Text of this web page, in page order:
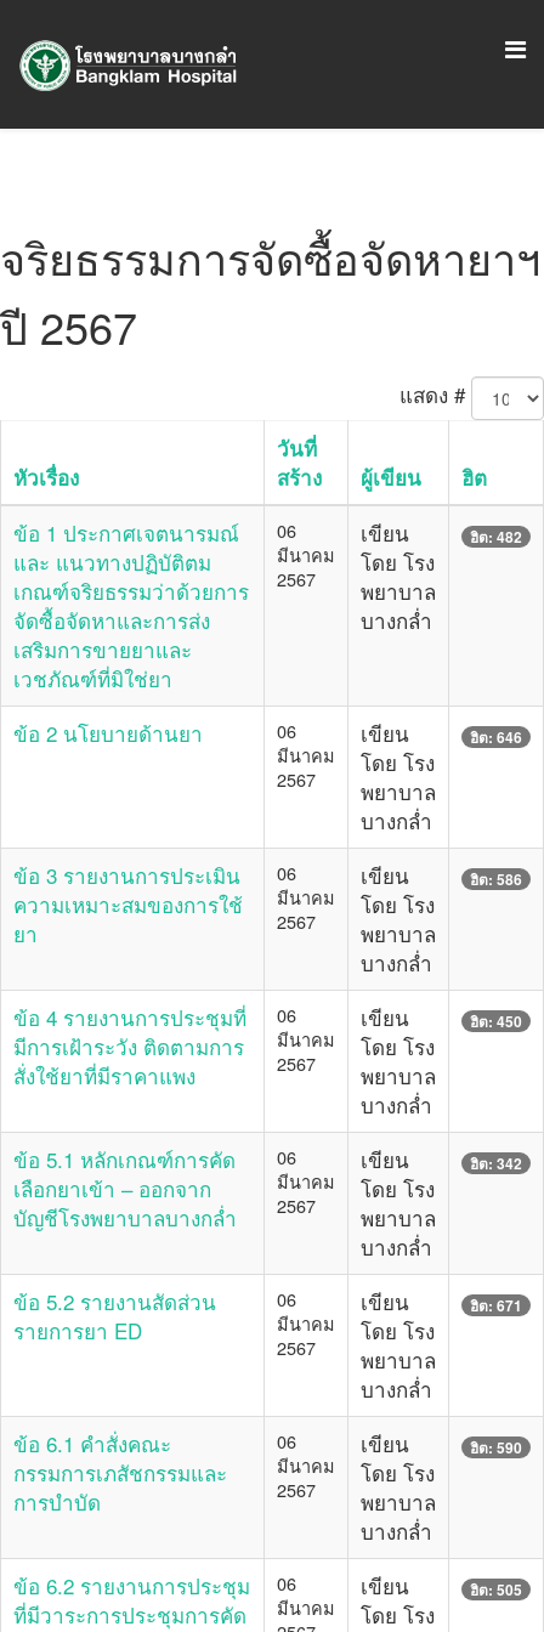
จริยธรรมการจัดซื้อจัดหายาฯ
ปี 2567
แสดง #
หัวเรื่อง
วันที่
สร้าง
ผู้เขียน ฮิต
ข้อ 1 ประกาศเจตนารมณ์
และ แนวทางปฏิบัติตม
เกณฑ์จริยธรรมว่าด้วยการ
จัดซื้อจัดหาและการส่ง
เสริมการขายยาและ
เวชภัณฑ์ที่มิใช่ยา
06
มีนาคม
2567
เขียน
โดย โรง
พยาบาล
บางกล่ำ
ฮิต: 482
ข้อ 2 นโยบายด้านยา
06
มีนาคม
2567
เขียน
โดย โรง
พยาบาล
บางกล่ำ
ฮิต: 646
ข้อ 3 รายงานการประเมิน
ความเหมาะสมของการใช้
ยา
06
มีนาคม
2567
เขียน
โดย โรง
พยาบาล
บางกล่ำ
ฮิต: 586
ข้อ 4 รายงานการประชุมที่
มีการเฝ้าระวัง ติดตามการ
สั่งใช้ยาที่มีราคาแพง
06
มีนาคม
2567
เขียน
โดย โรง
พยาบาล
บางกล่ำ
ฮิต: 450
ข้อ 5.1 หลักเกณฑ์การคัด
เลือกยาเข้า – ออกจาก
บัญชีโรงพยาบาลบางกล่ำ
06
มีนาคม
2567
เขียน
โดย โรง
พยาบาล
บางกล่ำ
ฮิต: 342
ข้อ 5.2 รายงานสัดส่วน
รายการยา ED
06
มีนาคม
2567
เขียน
โดย โรง
พยาบาล
บางกล่ำ
ฮิต: 671
ข้อ 6.1 คำสั่งคณะ
กรรมการเภสัชกรรมและ
การบำบัด
06
มีนาคม
2567
เขียน
โดย โรง
พยาบาล
บางกล่ำ
ฮิต: 590
ข้อ 6.2 รายงานการประชุม
ที่มีวาระการประชุมการคัด
06
มีนาคม
เขียน
โดย โรง
ฮิต: 505